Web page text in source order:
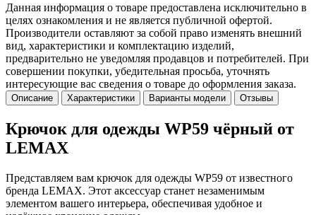
Данная информация о товаре предоставлена исключительно в
целях ознакомления и не является публичной офертой.
Производители оставляют за собой право изменять внешний
вид, характеристики и комплектацию изделий,
предварительно не уведомляя продавцов и потребителей. При
совершении покупки, убедительная просьба, уточнять
интересующие вас сведения о товаре до оформления заказа.
Описание Характеристики Варианты модели Отзывы
Крючок для одежды WP59 чёрный от
LEMAX
Представляем вам крючок для одежды WP59 от известного
бренда LEMAX. Этот аксессуар станет незаменимым
элементом вашего интерьера, обеспечивая удобное и